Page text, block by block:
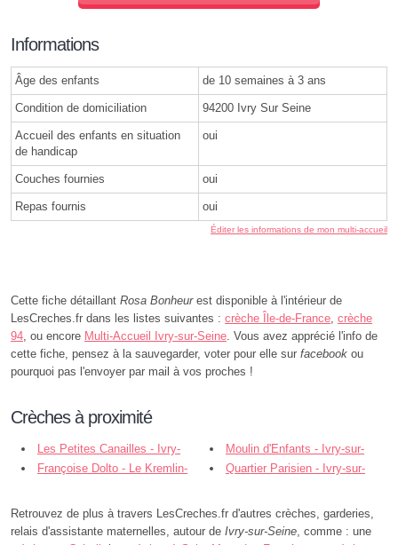
Informations
Âge des enfants de 10 semaines à 3 ans
Condition de domiciliation 94200 Ivry Sur Seine
Accueil des enfants en situation
de handicap
oui
Couches fournies oui
Repas fournis oui
Éditer les informations de mon multi-accueil
Cette fiche détaillant Rosa Bonheurest disponible à l'intérieur de
LesCreches.fr dans les listes suivantes : crèche Île-de-France crèche
94 , ou encore Multi-Accueil Ivry-sur-Seine . Vous avez apprécié l'info de
cette fiche, pensez à la sauvegarder, voter pour elle sur facebook ou
pourquoi pas l'envoyer par mail à vos proches !
Crèches à proximité
Les Petites Canailles - Ivry-
sur-Seine
Moulin d'Enfants - Ivry-sur-
Seine
Françoise Dolto - Le Kremlin-
Quartier Parisien - Ivry-sur-
Retrouvez de plus à travers LesCreches.fr d'autres crèches, garderies,
relais d'assistante maternelles, autour de Ivry-sur-Seine , comme : une